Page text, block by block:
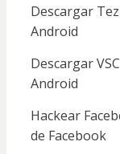
Descargar
Android
Descargar
Android
Hackear
de Facebook